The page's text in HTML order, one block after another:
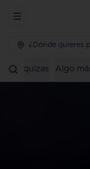
Abrir menu de
¿Dónde quieres
Taquizas Algo